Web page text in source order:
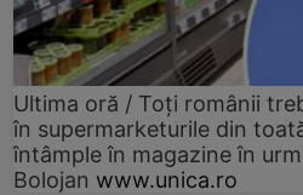
Ultima oră / Toți românii
în supermarketurile din
întâmple în magazine în
Bolojan www.unica.ro